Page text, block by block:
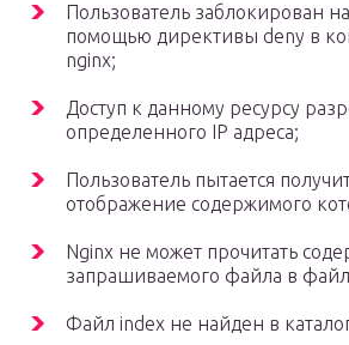
Пользователь заблокирован
помощью директивы deny в
nginx;
Доступ к данному ресурсу
определенного IP адреса;
Пользователь пытается
отображение содержимого
Nginx не может прочитать
запрашиваемого файла в
Файл index не найден в